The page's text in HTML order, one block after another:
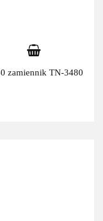
zamiennik TN-3480